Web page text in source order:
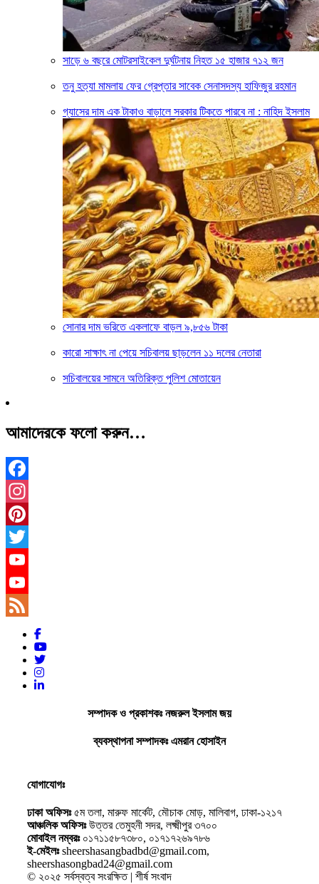
সাড়ে ৬ বছরে মোটরসাইকেল দুর্ঘটনায় নিহত ১৫ হাজার ৭১২ জন
তনু হত্যা মামলায় ফের গ্রেপ্তার সাবেক সেনাসদস্য হাফিজুর রহমান
গ্যাসের দাম এক টাকাও বাড়ালে সরকার টিকতে পারবে না : নাহিদ ইসলাম
সোনার দাম ভরিতে একলাফে বাড়ল ৯,৮৫৬ টাকা
কারো সাক্ষাৎ না পেয়ে সচিবালয় ছাড়লেন ১১ দলের নেতারা
সচিবালয়ের সামনে অতিরিক্ত পুলিশ মোতায়েন
আমাদেরকে ফলো করুন…
Facebook
Instagram
Pinterest
Twitter
YouTube
YouTube
Channel
সম্পাদক ও প্রকাশকঃ নজরুল ইসলাম জয়
ব্যবস্থাপনা সম্পাদকঃ এমরান হোসাইন
যোগাযোগঃ
ঢাকা অফিসঃ৫ম তলা, মারুফ মার্কেট, মৌচাক মোড়, মালিবাগ, ঢাকা-১২১৭
আঞ্চলিক অফিসঃউত্তর তেমুহনী সদর, লক্ষ্মীপুর ৩৭০০
মোবাইল নম্বরঃ০১৭১১৫৮৭৩৮০, ০১৭১৭২৬৯৭৮৬
ই-মেইলঃsheershasangbadbd@gmail.com,
sheershasongbad24@gmail.com
© ২০২৫ সর্বস্বত্ব সংরক্ষিত | শীর্ষ সংবাদ